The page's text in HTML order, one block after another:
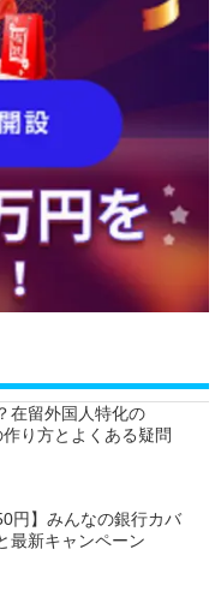
在留外国人特化の
り方とよくある疑問
円】みんなの銀行カバ
最新キャンペーン